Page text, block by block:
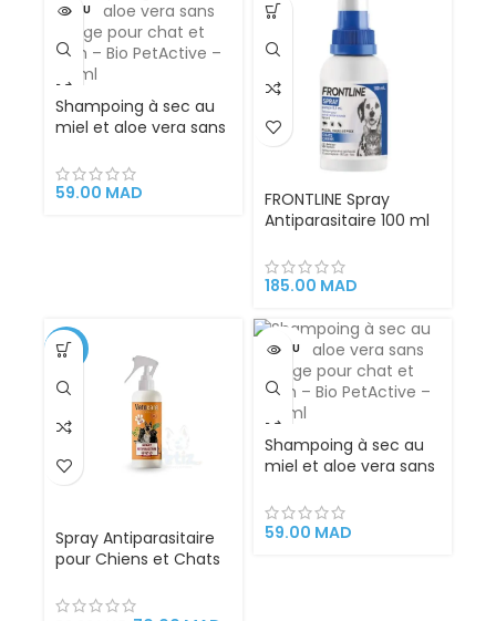
VENDU
Shampoing à sec au
miel et aloe vera sans
chien – Bio PetActive
– 200 ml – Copier
59.00 MAD
FRONTLINE Spray
Antiparasitaire 100 ml
Chiots et Chatons |
Élimine Puces et
185.00 MAD
-13%
Spray Antiparasitaire
pour Chiens et Chats
VENDU
Shampoing à sec au
miel et aloe vera sans
chien – Bio PetActive
– 200 ml
59.00 MAD